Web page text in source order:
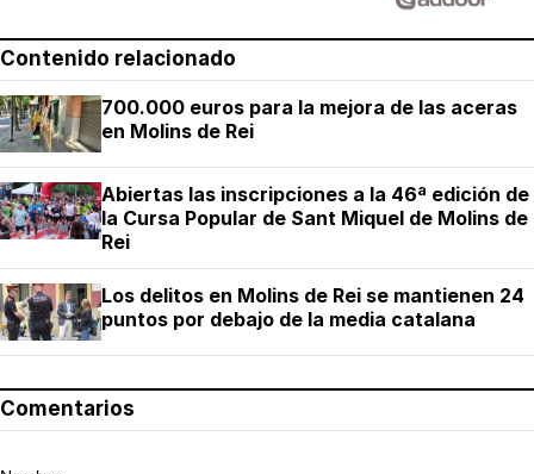
Contenido relacionado
700.000 euros para la mejora de las aceras
en Molins de Rei
Abiertas las inscripciones a la 46ª edición de
la Cursa Popular de Sant Miquel de Molins de
Rei
Los delitos en Molins de Rei se mantienen 24
puntos por debajo de la media catalana
Comentarios